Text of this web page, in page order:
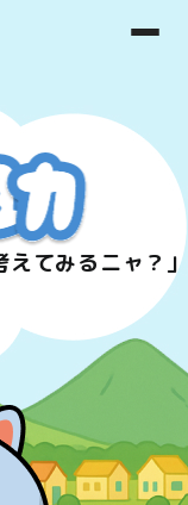
えてみるニャ？」